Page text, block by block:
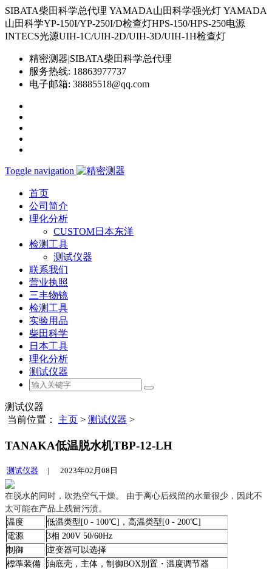
SIBATA柴田科学总代理 YAMADA山田科学强光灯 YAMADA
山田科学YP-150I/YP-250I/D检查灯HPS-150/HPS-250电源
INTECS光源UIH-1C/UIH-2D/UIH-3D/UIH-1H检查灯
精密测器|SIBATA柴田科学总代理
服务热线: 18863977737
电子邮箱: 38885518@qq.com
Toggle navigation
首页
公司简介
理化分析
CUSTOM日本东洋
检测工具
测试仪器
联系我们
营业执照
三丰物镜
检测工具
实验用品
柴田科学
日本工具
理化分析
测试仪器
测试仪器
当前位置： 主页 > 测试仪器 >
TANAKA低温脱水机TBP-12-LH
测试仪器 | 2023年02月08日
在脱水的同时，吹热空气干燥。 由于离心后残留的水量很少，因此不
太可能在产品上残留污渍。
温度
低温类型[0 - 100℃]，高温类型[0 - 200℃]
電源
3相 200V 50/60Hz
制御
逆变器可以选择
標準装備
油底壳，主体，制御BOX別置・温度调节器